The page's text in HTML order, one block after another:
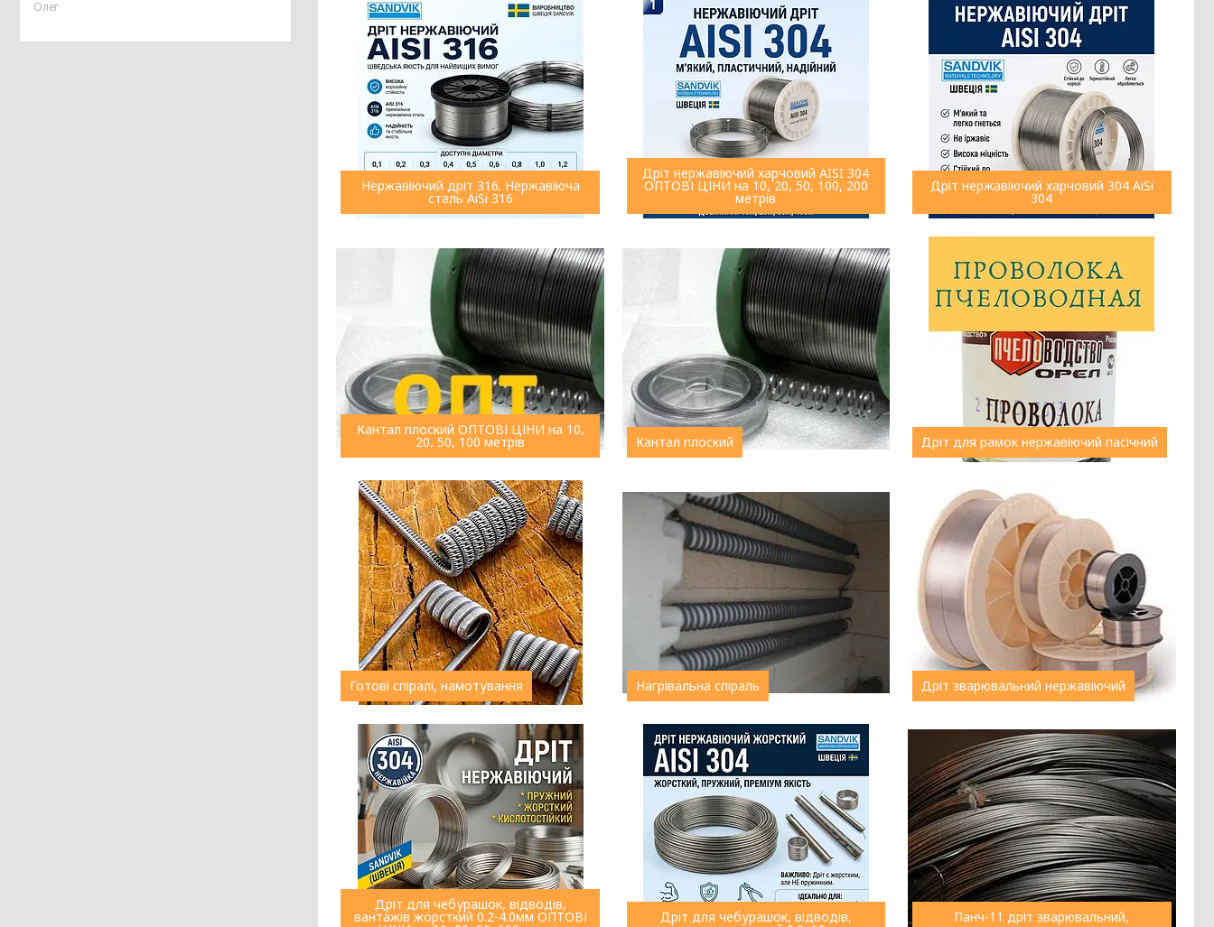
Нержавіючий дріт 316. Нержавіюча
сталь AiSi 316
Дріт нержавіючий харчовий AISI 304
ОПТОВІ ЦІНИ на 10, 20, 50, 100, 200
метрів
Дріт нержавіючий харчовий 304 AiSi
304
Кантал плоский ОПТОВІ ЦІНИ на 10,
20, 50, 100 метрів Кантал плоский Дріт для рамок нержавіючий пасічний
Готові спіралі, намотування Нагрівальна спіраль Дріт зварювальний нержавіючий
Дріт для чебурашок, відводів,
вантажів жорсткий 0.2-4.0мм ОПТОВІ Дріт для чебурашок, відводів, Панч-11 дріт зварювальний,
Олег